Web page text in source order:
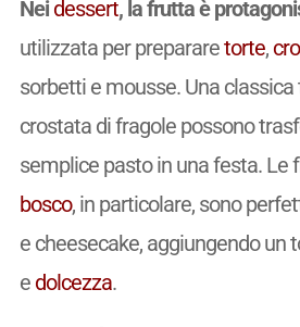
Neidessert, la frutta è
utilizzata per prepararetorte,
sorbetti e mousse. Una
crostata di fragole possono
semplice pasto in una festa. Le
bosco, in particolare, sono
e cheesecake, aggiungendo un
e dolcezza.